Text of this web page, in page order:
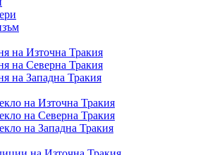
на Източна Тракия
на Северна Тракия
на Западна Тракия
на Източна Тракия
на Северна Тракия
на Западна Тракия